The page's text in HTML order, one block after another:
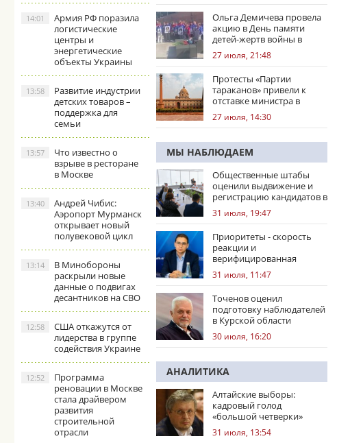
Армия РФ поразила
логистические
центры и
энергетические
объекты Украины
14:01
Развитие индустрии
детских товаров –
поддержка для
семьи
13:58
Что известно о
взрыве в ресторане
в Москве
13:57
Андрей Чибис:
Аэропорт Мурманск
открывает новый
полувековой цикл
13:40
В Минобороны
раскрыли новые
данные о подвигах
десантников на СВО
13:14
США откажутся от
лидерства в группе
содействия Украине
12:58
Программа
реновации в Москве
стала драйвером
развития
строительной
отрасли
12:52
Ольга Демичева провела
акцию в День памяти
детей-жертв войны в
Донбассе
27 июля, 21:48
Протесты «Партии
тараканов» привели к
отставке министра в
Индии
27 июля, 14:30
МЫ НАБЛЮДАЕМ
Общественные штабы
оценили выдвижение и
регистрацию кандидатов в
регионах
31 июля, 19:47
Приоритеты - скорость
реакции и
верифицированная
правовая позиция
31 июля, 11:47
Точенов оценил
подготовку наблюдателей
в Курской области
30 июля, 16:20
АНАЛИТИКА
Алтайские выборы:
кадровый голод
«большой четверки»
31 июля, 13:54